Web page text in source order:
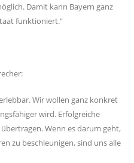
Damit kann Bayern ganz
funktioniert.“
Wir wollen ganz konkret
wird. Erfolgreiche
Wenn es darum geht,
zu beschleunigen, sind uns alle